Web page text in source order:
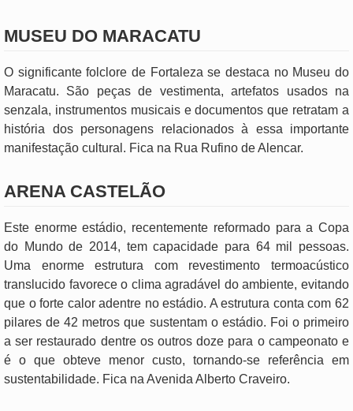
MUSEU DO MARACATU
O significante folclore de Fortaleza se destaca no Museu do
Maracatu. São peças de vestimenta, artefatos usados na
senzala, instrumentos musicais e documentos que retratam a
história dos personagens relacionados à essa importante
manifestação cultural. Fica na Rua Rufino de Alencar.
ARENA CASTELÃO
Este enorme estádio, recentemente reformado para a Copa
do Mundo de 2014, tem capacidade para 64 mil pessoas.
Uma enorme estrutura com revestimento termoacústico
translucido favorece o clima agradável do ambiente, evitando
que o forte calor adentre no estádio. A estrutura conta com 62
pilares de 42 metros que sustentam o estádio. Foi o primeiro
a ser restaurado dentre os outros doze para o campeonato e
é o que obteve menor custo, tornando-se referência em
sustentabilidade. Fica na Avenida Alberto Craveiro.